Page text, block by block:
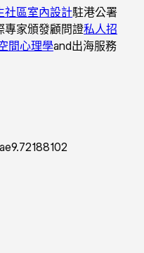
社區室內設計駐港公署
專家頒發顧問證私人招
間心理學and出海服務